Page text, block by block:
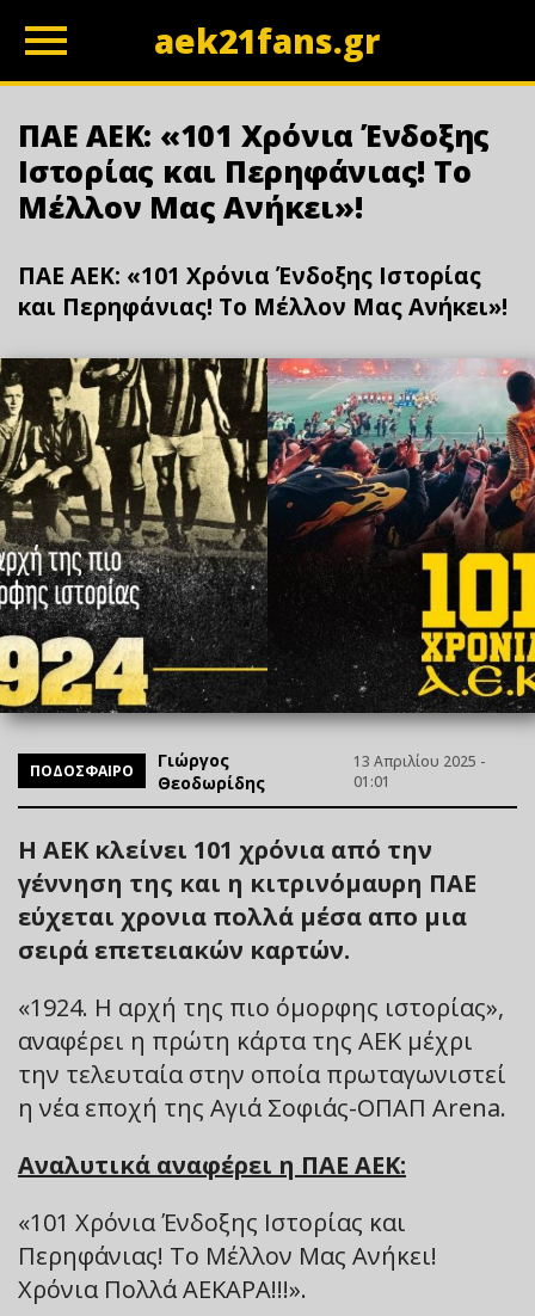
aek21fans.gr
ΠΑΕ ΑΕΚ: «101 Χρόνια Ένδοξης
Ιστορίας και Περηφάνιας! Το
Μέλλον Μας Ανήκει»!
ΠΑΕ ΑΕΚ: «101 Χρόνια Ένδοξης Ιστορίας
και Περηφάνιας! Το Μέλλον Μας Ανήκει»!
ΠΟΔΟΣΦΑΙΡΟ
Γιώργος
Θεοδωρίδης
13 Απριλίου 2025 -
01:01
Η ΑΕΚ κλείνει 101 χρόνια από την
γέννηση της και η κιτρινόμαυρη ΠΑΕ
εύχεται χρονια πολλά μέσα απο μια
σειρά επετειακών καρτών.
«1924. Η αρχή της πιο όμορφης ιστορίας»,
αναφέρει η πρώτη κάρτα της ΑΕΚ μέχρι
την τελευταία στην οποία πρωταγωνιστεί
η νέα εποχή της Αγιά Σοφιάς-ΟΠΑΠ Arena.
Αναλυτικά αναφέρει η ΠΑΕ ΑΕΚ:
«101 Χρόνια Ένδοξης Ιστορίας και
Περηφάνιας! Το Μέλλον Μας Ανήκει!
Χρόνια Πολλά ΑΕΚΑΡΑ!!!».